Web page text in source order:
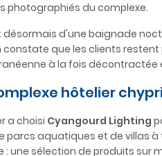
photographiés du complexe.
d'une baignade
constate que les clients
à la fois décontractée
hôtelier
a choisi Cyangourd Lighting
parcs aquatiques et de villas à
: une sélection de produits sur